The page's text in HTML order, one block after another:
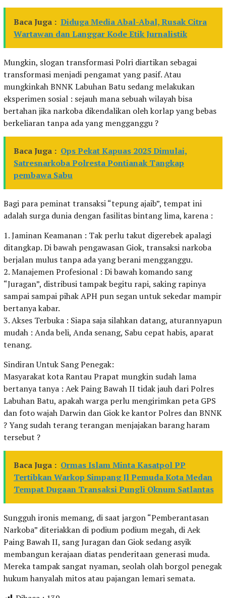
Baca Juga : Diduga Media Abal-Abal, Rusak Citra
Wartawan dan Langgar Kode Etik Jurnalistik
Mungkin, slogan transformasi Polri diartikan sebagai
transformasi menjadi pengamat yang pasif. Atau
mungkinkah BNNK Labuhan Batu sedang melakukan
eksperimen sosial : sejauh mana sebuah wilayah bisa
bertahan jika narkoba dikendalikan oleh korlap yang bebas
berkeliaran tanpa ada yang mengganggu ?
Baca Juga : Ops Pekat Kapuas 2025 Dimulai,
Satresnarkoba Polresta Pontianak Tangkap
pembawa Sabu
Bagi para peminat transaksi “tepung ajaib”, tempat ini
adalah surga dunia dengan fasilitas bintang lima, karena :
1. Jaminan Keamanan : Tak perlu takut digerebek apalagi
ditangkap. Di bawah pengawasan Giok, transaksi narkoba
berjalan mulus tanpa ada yang berani mengganggu.
2. Manajemen Profesional : Di bawah komando sang
“Juragan”, distribusi tampak begitu rapi, saking rapinya
sampai sampai pihak APH pun segan untuk sekedar mampir
bertanya kabar.
3. Akses Terbuka : Siapa saja silahkan datang, aturannyapun
mudah : Anda beli, Anda senang, Sabu cepat habis, aparat
tenang.
Sindiran Untuk Sang Penegak:
Masyarakat kota Rantau Prapat mungkin sudah lama
bertanya tanya : Aek Paing Bawah II tidak jauh dari Polres
Labuhan Batu, apakah warga perlu mengirimkan peta GPS
dan foto wajah Darwin dan Giok ke kantor Polres dan BNNK
? Yang sudah terang terangan menjajakan barang haram
tersebut ?
Baca Juga : Ormas Islam Minta Kasatpol PP
Tertibkan Warkop Simpang Jl Pemuda Kota Medan
Tempat Dugaan Transaksi Pungli Oknum Satlantas
Sungguh ironis memang, di saat jargon “Pemberantasan
Narkoba” diteriakkan di podium podium megah, di Aek
Paing Bawah II, sang Juragan dan Giok sedang asyik
membangun kerajaan diatas penderitaan generasi muda.
Mereka tampak sangat nyaman, seolah olah borgol penegak
hukum hanyalah mitos atau pajangan lemari semata.